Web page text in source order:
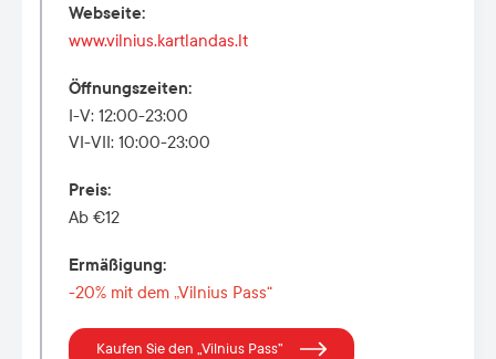
Webseite:
www.vilnius.kartlandas.lt
Öffnungszeiten:
I-V: 12:00-23:00
VI-VII: 10:00-23:00
Preis:
Ab €12
Ermäßigung:
-20% mit dem „Vilnius Pass“
Kaufen Sie den „Vilnius Pass”